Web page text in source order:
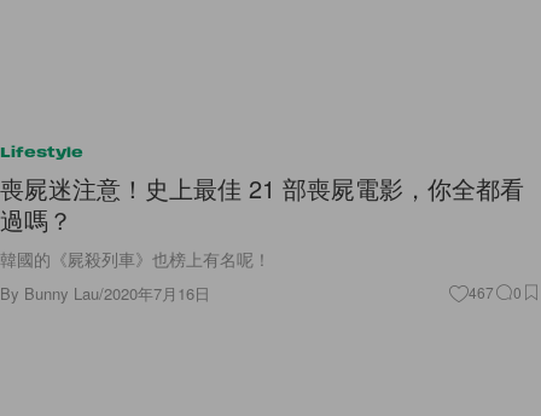
Lifestyle
喪屍迷注意！史上最佳 21 部喪屍電影，你全都看
過嗎？
韓國的《屍殺列車》也榜上有名呢！
By Bunny Lau/2020年7月16日 467 0